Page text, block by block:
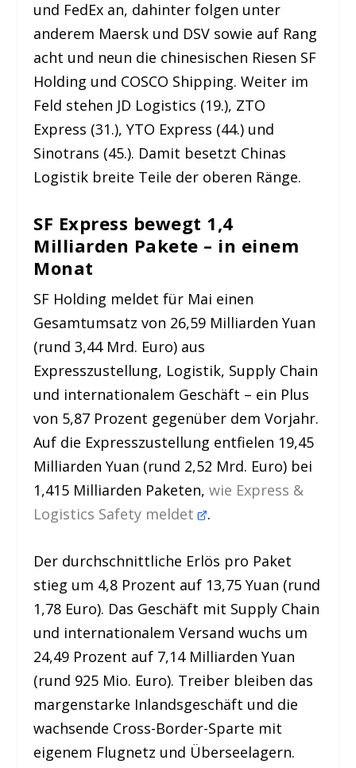
und FedEx an, dahinter folgen unter
anderem Maersk und DSV sowie auf Rang
acht und neun die chinesischen Riesen SF
Holding und COSCO Shipping. Weiter im
Feld stehen JD Logistics (19.), ZTO
Express (31.), YTO Express (44.) und
Sinotrans (45.). Damit besetzt Chinas
Logistik breite Teile der oberen Ränge.
SF Express bewegt 1,4
Milliarden Pakete – in einem
Monat
SF Holding meldet für Mai einen
Gesamtumsatz von 26,59 Milliarden Yuan
(rund 3,44 Mrd. Euro) aus
Expresszustellung, Logistik, Supply Chain
und internationalem Geschäft – ein Plus
von 5,87 Prozent gegenüber dem Vorjahr.
Auf die Expresszustellung entfielen 19,45
Milliarden Yuan (rund 2,52 Mrd. Euro) bei
1,415 Milliarden Paketen,wie Express &
Logistics Safety meldet .
Der durchschnittliche Erlös pro Paket
stieg um 4,8 Prozent auf 13,75 Yuan (rund
1,78 Euro). Das Geschäft mit Supply Chain
und internationalem Versand wuchs um
24,49 Prozent auf 7,14 Milliarden Yuan
(rund 925 Mio. Euro). Treiber bleiben das
margenstarke Inlandsgeschäft und die
wachsende Cross-Border-Sparte mit
eigenem Flugnetz und Überseelagern.